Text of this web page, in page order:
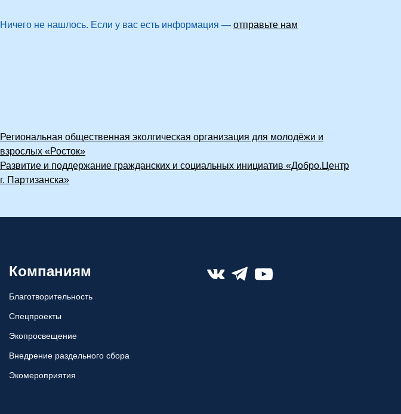
Ничего не нашлось. Если у вас есть информация — отправьте нам
Региональная общественная эколгическая организация для молодёжи и
взрослых «Росток»
Развитие и поддержание гражданских и социальных инициатив «Добро.Центр
г. Партизанска»
Компаниям
Благотворительность
Спецпроекты
Экопросвещение
Внедрение раздельного сбора
Экомероприятия